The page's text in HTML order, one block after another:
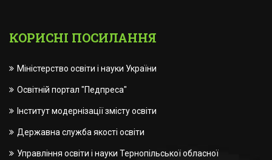
КОРИСНІ ПОСИЛАННЯ
Міністерство освіти і науки України
Освітній портал "Педпреса"
Інститут модернізації змісту освіти
Державна служба якості освіти
Управління освіти і науки Тернопільської обласної